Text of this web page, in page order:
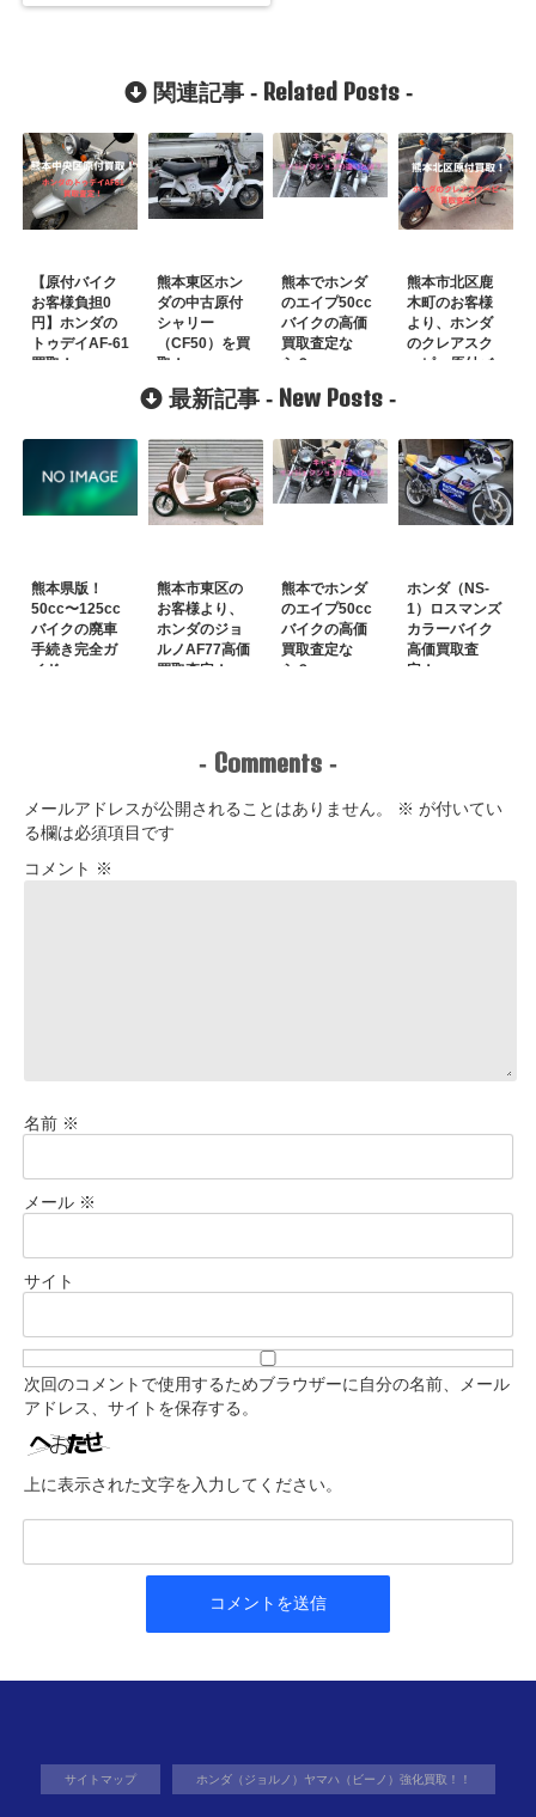
関連記事 - Related Posts-
【原付バイク
お客様負担0
円】ホンダの
トゥデイAF-61
買取！
熊本東区ホン
ダの中古原付
シャリー
（CF50）を買
取！
熊本でホンダ
のエイプ50cc
バイクの高価
買取査定な
ら？
熊本市北区鹿
木町のお客様
より、ホンダ
のクレアスク
ーピー原付バ
最新記事 - New Posts -
熊本県版！
50cc〜125cc
バイクの廃車
手続き完全ガ
イド
熊本市東区の
お客様より、
ホンダのジョ
ルノAF77高価
買取査定！
熊本でホンダ
のエイプ50cc
バイクの高価
買取査定な
ら？
ホンダ（NS-
1）ロスマンズ
カラーバイク
高価買取査
定！
- Comments -
メールアドレスが公開されることはありません。 ※ が付いてい
る欄は必須項目です
コメント ※
名前 ※
メール ※
サイト
次回のコメントで使用するためブラウザーに自分の名前、メール
アドレス、サイトを保存する。
上に表示された文字を入力してください。
サイトマップ ホンダ（ジョルノ）ヤマハ（ビーノ）強化買取！！